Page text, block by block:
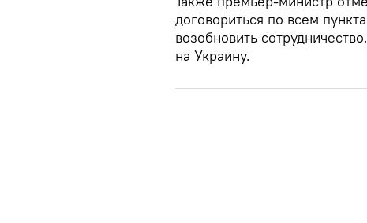
договориться по всем
возобновить
на Украину.